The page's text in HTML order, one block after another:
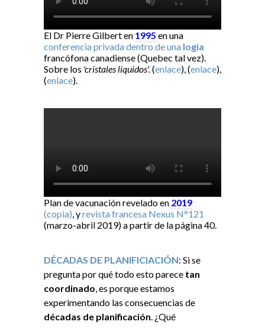
El Dr Pierre Gilbert en 1995 en una
conferencia privada dentro de una logia
francófona canadiense (Quebec tal vez).
Sobre los 'cristales líquidos'.(enlace), (enlace),
(enlace).
Plan de vacunación revelado en 2019
(copia), yrevista francesa Nexus N°121
(marzo-abril 2019) a partir de la página 40.
DÉCADAS DE PLANIFICIACIÓN: Si se
pregunta por qué todo esto parece tan
coordinado, es porque estamos
experimentando las consecuencias de
décadas de planificación. ¿Qué